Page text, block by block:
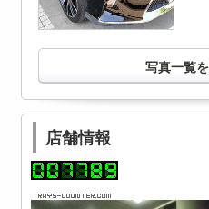
写真一覧
店舗情報